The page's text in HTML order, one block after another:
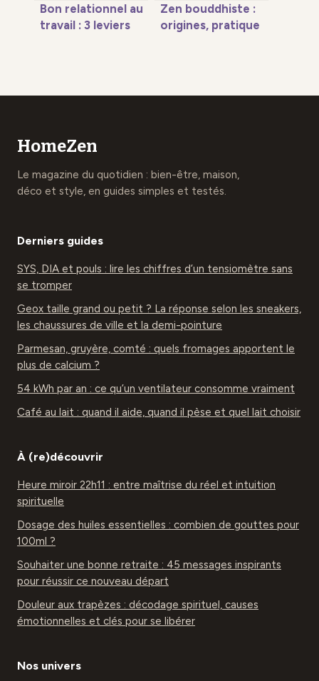
Bon relationnel au
travail : 3 leviers
Zen bouddhiste :
origines, pratique
HomeZen
Le magazine du quotidien : bien-être, maison,
déco et style, en guides simples et testés.
Derniers guides
SYS, DIA et pouls : lire les chiffres d’un tensiomètre sans
se tromper
Geox taille grand ou petit ? La réponse selon les sneakers,
les chaussures de ville et la demi-pointure
Parmesan, gruyère, comté : quels fromages apportent le
plus de calcium ?
54 kWh par an : ce qu’un ventilateur consomme vraiment
Café au lait : quand il aide, quand il pèse et quel lait choisir
À (re)découvrir
Heure miroir 22h11 : entre maîtrise du réel et intuition
spirituelle
Dosage des huiles essentielles : combien de gouttes pour
100ml ?
Souhaiter une bonne retraite : 45 messages inspirants
pour réussir ce nouveau départ
Douleur aux trapèzes : décodage spirituel, causes
émotionnelles et clés pour se libérer
Nos univers